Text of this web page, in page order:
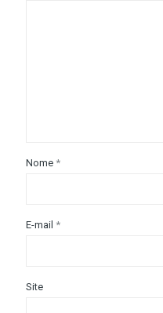
Nome *
E-mail *
Site